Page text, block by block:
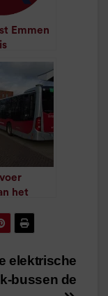
Emmen
leestijd
het
leestijd
elektrische
bussen de